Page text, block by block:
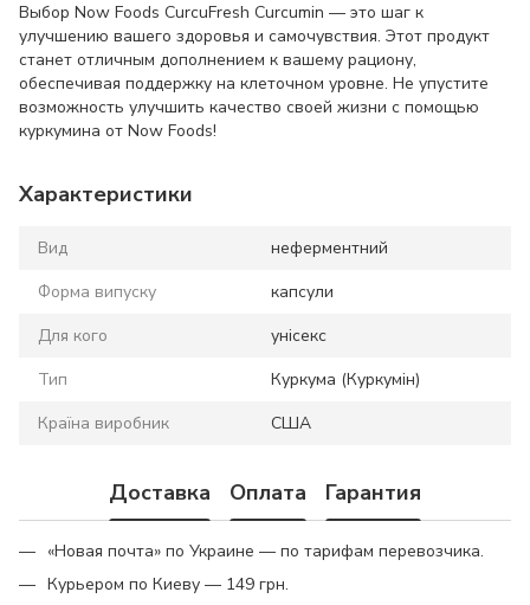
Выбор Now Foods CurcuFresh Curcumin — это шаг к
улучшению вашего здоровья и самочувствия. Этот продукт
станет отличным дополнением к вашему рациону,
обеспечивая поддержку на клеточном уровне. Не упустите
возможность улучшить качество своей жизни с помощью
куркумина от Now Foods!
Характеристики
Вид
неферментний
Форма випуску
капсули
Для кого
унісекс
Тип
Куркума (Куркумін)
Країна виробник
США
Доставка Оплата Гарантия
«Новая почта» по Украине — по тарифам перевозчика.
Курьером по Киеву — 149 грн.